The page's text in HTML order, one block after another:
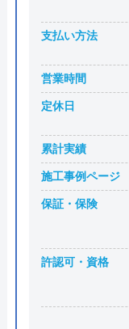
支払い方法
営業時間
定休日
累計実績
施工事例ページ
保証・保険
許認可・資格